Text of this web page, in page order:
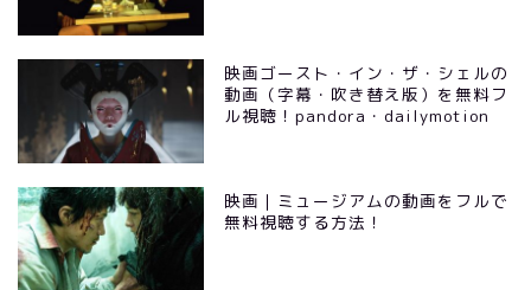
映画ゴースト・イン・ザ・シェルの
動画（字幕・吹き替え版）を無料フ
ル視聴！pandora・dailymotion
映画｜ミュージアムの動画をフルで
無料視聴する方法！